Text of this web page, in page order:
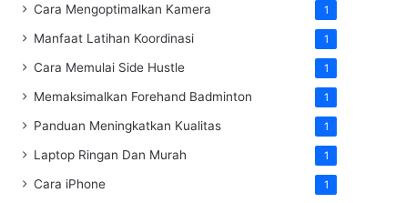
Cara Mengoptimalkan Kamera 1
Manfaat Latihan Koordinasi 1
Cara Memulai Side Hustle 1
Memaksimalkan Forehand Badminton 1
Panduan Meningkatkan Kualitas 1
Laptop Ringan Dan Murah 1
Cara iPhone 1